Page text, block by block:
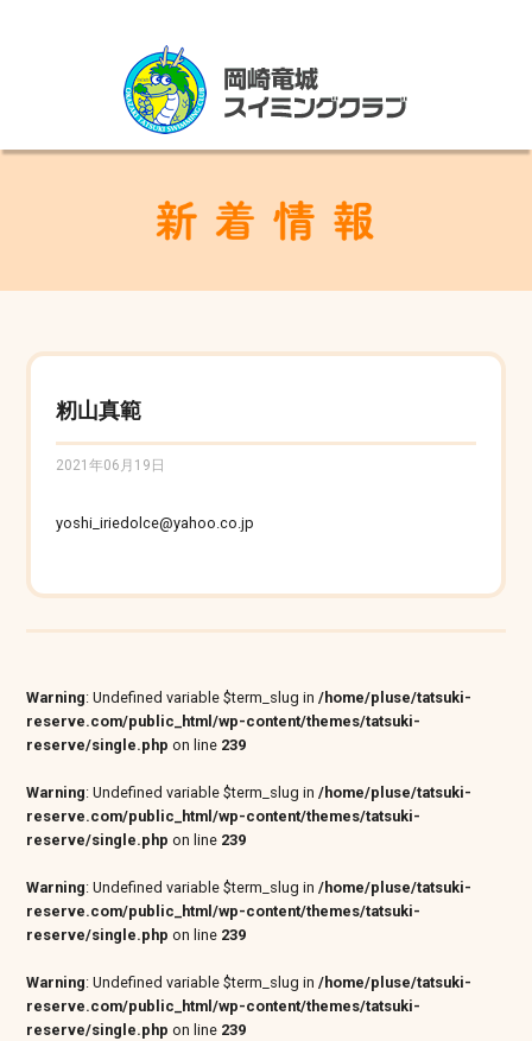
籾山真範
2021年06月19日
yoshi_iriedolce@yahoo.co.jp
Warning: Undefined variable $term_slug in/home/pluse/tatsuki-
reserve.com/public_html/wp-content/themes/tatsuki-
reserve/single.php on line 239
Warning: Undefined variable $term_slug in/home/pluse/tatsuki-
reserve.com/public_html/wp-content/themes/tatsuki-
reserve/single.php on line 239
Warning: Undefined variable $term_slug in/home/pluse/tatsuki-
reserve.com/public_html/wp-content/themes/tatsuki-
reserve/single.php on line 239
Warning: Undefined variable $term_slug in/home/pluse/tatsuki-
reserve.com/public_html/wp-content/themes/tatsuki-
reserve/single.php on line 239